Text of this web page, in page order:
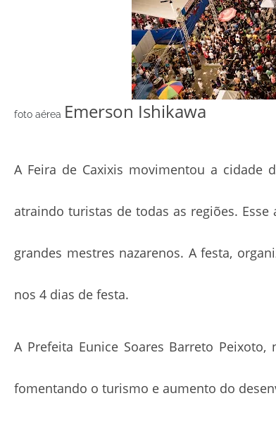
foto aérea Emerson Ishikawa
A Feira de Caxixis movimentou a cidade
atraindo turistas de todas as regiões.
grandes mestres nazarenos. A festa,
nos 4 dias de festa.
A Prefeita Eunice Soares Barreto
fomentando o turismo e aumento do